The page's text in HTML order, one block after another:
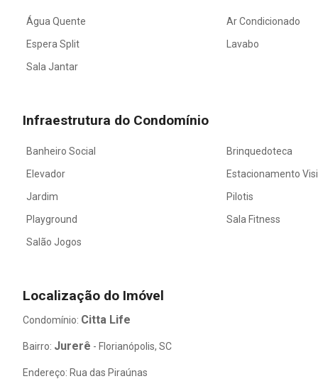
Água Quente
Ar Condicionado
Espera Split
Lavabo
Sala Jantar
Infraestrutura do Condomínio
Banheiro Social
Brinquedoteca
Elevador
Estacionamento
Jardim
Pilotis
Playground
Sala Fitness
Salão Jogos
Localização do Imóvel
Condomínio: Citta Life
Bairro: Jurerê - Florianópolis, SC
Endereço: Rua das Piraúnas